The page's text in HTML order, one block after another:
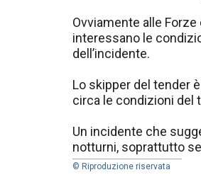
Ovviamente alle Forze
interessano le
dell’incidente.
Lo skipper del tender
circa le condizioni del
Un incidente che
notturni, soprattutto
© Riproduzione riservata